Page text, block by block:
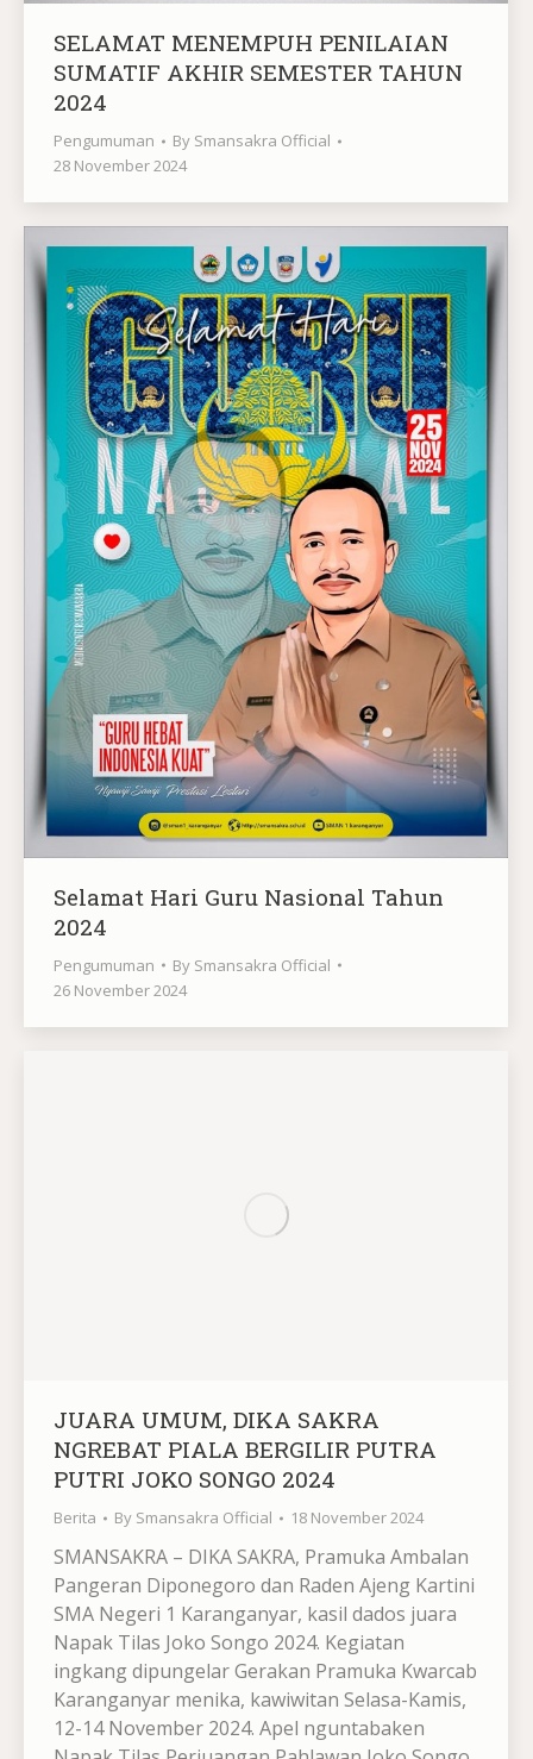
SELAMAT MENEMPUH PENILAIAN
SUMATIF AKHIR SEMESTER TAHUN
2024
Pengumuman By Smansakra Official
28 November 2024
Selamat Hari Guru Nasional Tahun
2024
Pengumuman By Smansakra Official
26 November 2024
JUARA UMUM, DIKA SAKRA
NGREBAT PIALA BERGILIR PUTRA
PUTRI JOKO SONGO 2024
Berita By Smansakra Official 18 November 2024
SMANSAKRA – DIKA SAKRA, Pramuka Ambalan
Pangeran Diponegoro dan Raden Ajeng Kartini
SMA Negeri 1 Karanganyar, kasil dados juara
Napak Tilas Joko Songo 2024. Kegiatan
ingkang dipungelar Gerakan Pramuka Kwarcab
Karanganyar menika, kawiwitan Selasa-Kamis,
12-14 November 2024. Apel nguntabaken